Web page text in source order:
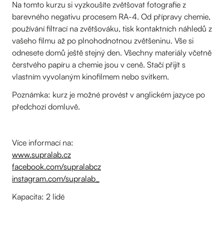
Na tomto kurzu si vyzkoušíte zvětšovat fotografie z
barevného negativu procesem RA-4. Od přípravy chemie,
používání filtrací na zvětšováku, tisk kontaktních náhledů z
vašeho filmu až po plnohodnotnou zvětšeninu. Vše si
odnesete domů ještě stejný den. Všechny materiály včetně
čerstvého papíru a chemie jsou v ceně. Stačí přijít s
vlastním vyvolaným kinofilmem nebo svitkem.
Poznámka: kurz je možné provést v anglickém jazyce po
předchozí domluvě.
Více informací na:
www.supralab.cz
facebook.com/supralabcz
instagram.com/supralab_
Kapacita: 2 lidé